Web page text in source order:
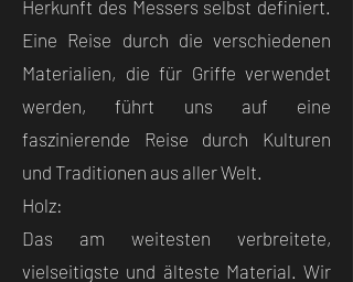
Herkunft des Messers selbst definiert.
Eine Reise durch die verschiedenen
Materialien, die für Griffe verwendet
werden, führt uns auf eine
faszinierende Reise durch Kulturen
und Traditionen aus aller Welt.
Holz:
Das am weitesten verbreitete,
vielseitigste und älteste Material. Wir